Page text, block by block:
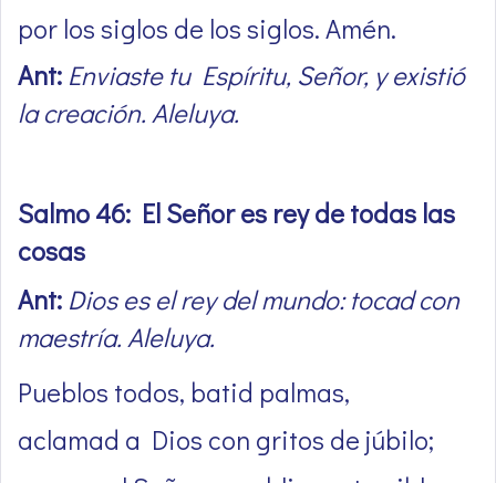
por los siglos de los siglos. Amén.
Ant: Enviaste tu Espíritu, Señor, y existió
la creación. Aleluya.
Salmo 46: El Señor es rey de todas las
cosas
Ant: Dios es el rey del mundo: tocad con
maestría. Aleluya.
Pueblos todos, batid palmas,
aclamad a Dios con gritos de júbilo;